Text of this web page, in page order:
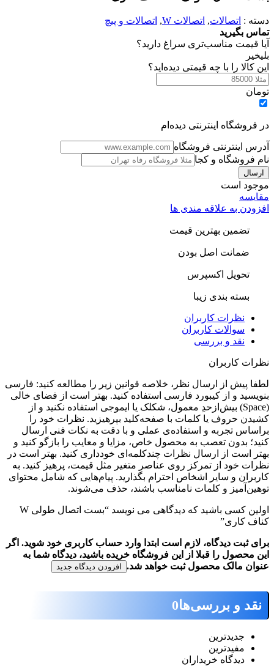
:اتصالات,اتصالات W ,اتصالات و پیچ
بگیرید
قیمت مناسب‌تری سراغ دارید؟
خیر
کالا را با چه قیمتی دیده‌اید؟
فروشگاه اینترنتی دیده‌ام
اینترنتی فروشگاه
فروشگاه و کجا
است
به علاقه مندی ها
تضمین بهترین قیمت
ضمانت اصل بودن
تحویل اکسپرس
بسته بندی زیبا
نظرات کاربران
سوالات کاربران
نقد و بررسی
کاربران
پیش از ارسال نظر، خلاصه قوانین زیر را مطالعه کنید: فارسی
و از کیبورد فارسی استفاده کنید. بهتر است از فضای خالی
(Space) بیش‌از‌حدِ معمول، شکلک یا ایموجی استفاده نکنید و از
حروف یا کلمات با صفحه‌کلید بپرهیزید. نظرات خود را
تجربه و استفاده‌ی عملی و با دقت به نکات فنی ارسال
بدون تعصب به محصول خاص، مزایا و معایب را بازگو کنید و
است از ارسال نظرات چندکلمه‌‌ای خودداری کنید. بهتر است در
خود از تمرکز روی عناصر متغیر مثل قیمت، پرهیز کنید. به
و سایر اشخاص احترام بگذارید. پیام‌هایی که شامل محتوای
و کلمات نامناسب باشند، حذف می‌شوند.
اولین کسی باشید که دیدگاهی می نویسد “بست اتصال طولی W
کاری”
ثبت دیدگاه، لازم است ابتدا وارد حساب کاربری خود شوید. اگر
محصول را قبلا از این فروشگاه خریده باشید، دیدگاه شما به
مالک محصول ثبت خواهد شد. افزودن دیدگاه جدید
نقد و بررسی‌ها0
جدیدترین
مفیدترین
دیدگاه خریداران